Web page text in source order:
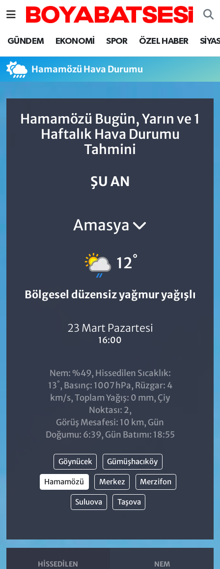
GÜNDEM EKONOMİ SPOR ÖZEL HABER
Hamamözü Hava Durumu
Hamamözü Bugün, Yarın ve 1
Haftalık Hava Durumu
Tahmini
ŞU AN
Amasya
12°
Bölgesel düzensiz yağmur yağışlı
23 Mart Pazartesi
16:00
Nem: %49, Hissedilen Sıcaklık:
13°, Basınç: 1007 hPa, Rüzgar: 4
km/s, Toplam Yağış: 0 mm, Çiy
Noktası: 2,
Görüş Mesafesi: 10 km, Gün
Doğumu: 6:39, Gün Batımı: 18:55
Göynücek Gümüşhacıköy
Hamamözü Merkez Merzifon
Suluova Taşova
HISSEDILEN NEM
Sinop Nöbetçi Eczaneler
Sinop Hava Durumu
Sinop Trafik Yoğunluk Haritası
Süper Lig Puan Durumu ve Fikstür
Son Dakika Haberleri